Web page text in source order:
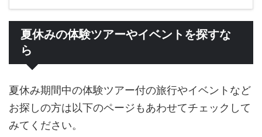
夏休みの体験ツアーやイベントを探すな
ら
夏休み期間中の体験ツアー付の旅行やイベントなど
お探しの方は以下のページもあわせてチェックして
みてください。